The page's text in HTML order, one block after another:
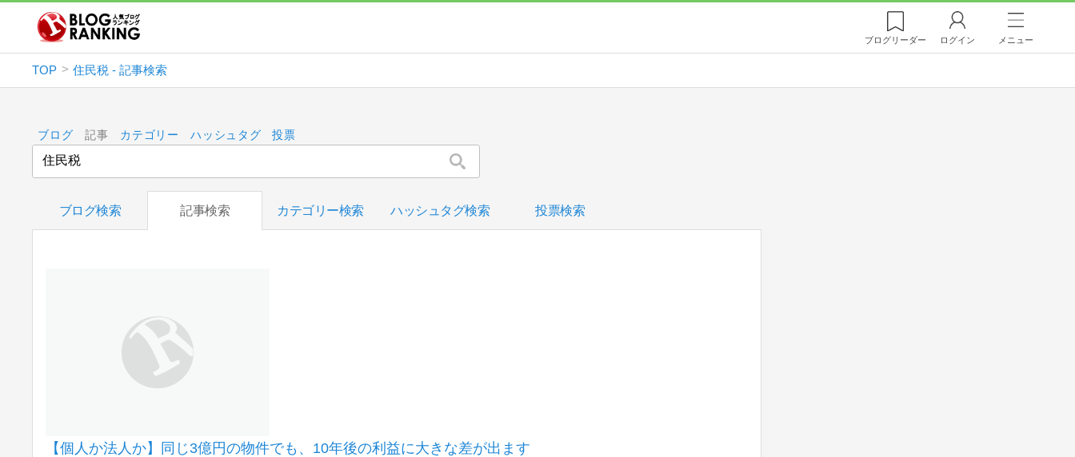
ブログリーダー ログイン メニュー
TOP 住民税 - 記事検索
ブログ 記事 カテゴリー ハッシュタグ 投票
ブログ検索 記事検索 カテゴリー検索 ハッシュタグ検索 投票検索
【個人か法人か】同じ3億円の物件でも、10年後の利益に大きな差が出ます